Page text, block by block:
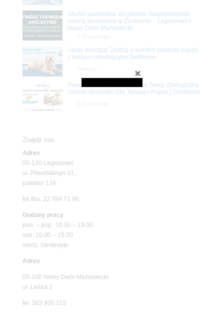
Stwórz podwodne arcydzieło: Najpiękniejsze
rośliny akwariowe w ZooNemo – Legionowo i
Nowy Dwór Mazowiecki
Upały wracają! Zadbaj o komfort swojego pupila
z matami chłodzącymi ZooNemo
Petito Pet Shop – Internetowy Sklep Zoologiczny
Online! Wszystko Dla Twojego Pupila | ZooNemo
Znajdź nas
Adres
05-120 Legionowo
ul. Piłsudskiego 31,
pawilon 134
tel./fax. 22 784 71 96
Godziny pracy
pon. – piąt. 10.00 – 19.00
sob. 10.00 – 15.00
niedz. zamknięte
Adres
05-100 Nowy Dwór Mazowiecki
ul. Leśna 2
tel. 503 900 215